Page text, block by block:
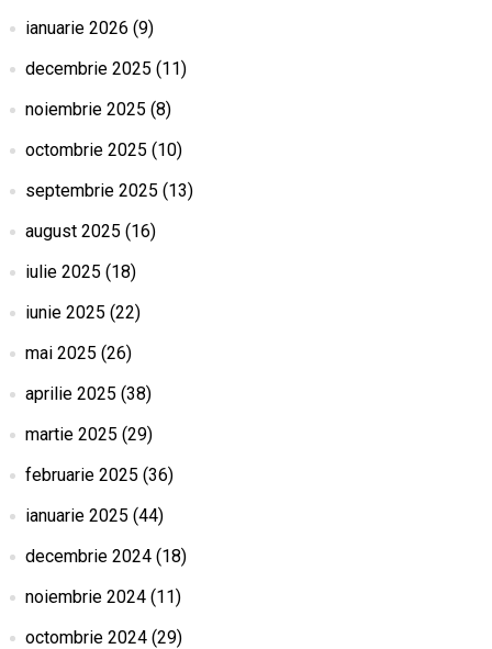
ianuarie 2026 (9)
decembrie 2025 (11)
noiembrie 2025 (8)
octombrie 2025 (10)
septembrie 2025 (13)
august 2025 (16)
iulie 2025 (18)
iunie 2025 (22)
mai 2025 (26)
aprilie 2025 (38)
martie 2025 (29)
februarie 2025 (36)
ianuarie 2025 (44)
decembrie 2024(18)
noiembrie 2024(11)
octombrie 2024(29)